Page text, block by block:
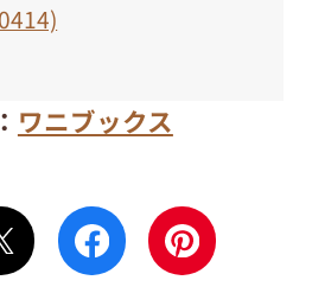
ワニブックス